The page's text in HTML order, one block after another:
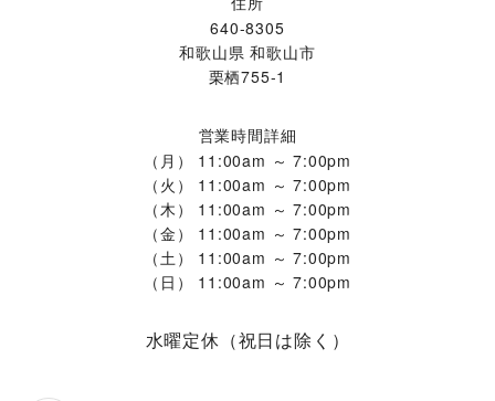
640-8305
和歌山県 和歌山市
栗栖755-1
営業時間詳細
（月）
11:00am ～ 7:00pm
（火）
11:00am ～ 7:00pm
（木）
11:00am ～ 7:00pm
（金）
11:00am ～ 7:00pm
（土）
11:00am ～ 7:00pm
（日）
11:00am ～ 7:00pm
水曜定休（祝日は除く）